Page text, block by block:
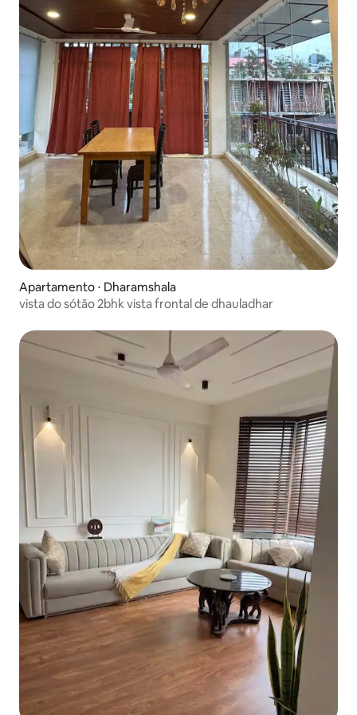
Apartamento ⋅ Dharamshala
vista do sótão 2bhk vista frontal de dhauladhar